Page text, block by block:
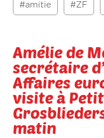
#amitie #ZF
Amélie de
secrétaire
Affaires
visite à
matin